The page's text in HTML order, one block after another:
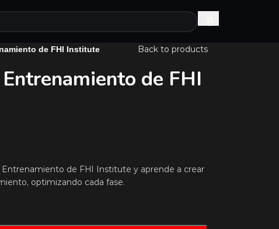
de FHI Institute Back to products
de FHI
Entrenamiento de FHI Institute y aprende a crear
optimizando cada fase.